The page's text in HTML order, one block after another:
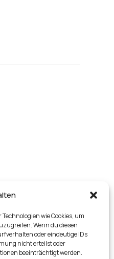
wie Cookies, um
Wenn du diesen
oder eindeutige IDs
nicht erteilst oder
beeinträchtigt werden.